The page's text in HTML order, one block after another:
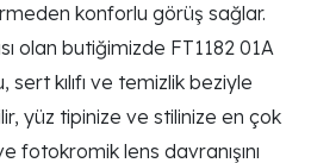
konforlu görüş sağlar.
olan butiğimizde FT1182 01A
kılıfı ve temizlik beziyle
yüz tipinize ve stilinize en çok
fotokromik lens davranışını